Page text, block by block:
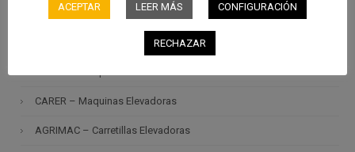
Barredoras MACRO
CARER – Maquinas Elevadoras
AGRIMAC – Carretillas Elevadoras
ACEPTAR LEER MÁS CONFIGURACIÓN
RECHAZAR